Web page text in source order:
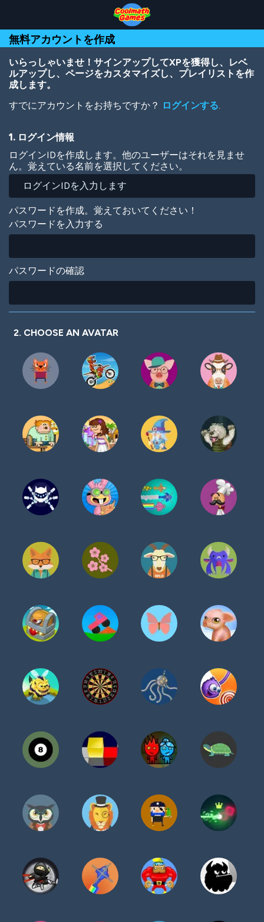
Top
of
Page
Navigation
Main
Content
Footer
ン
コ
ン
移
無料アカウントを作成
いらっしゃいませ！サインアップしてXPを獲得し、レベ
ルアップし、ページをカスタマイズし、プレイリストを作
成します。
すでにアカウントをお持ちですか？ ログインする.
1. ログイン情報
ログインIDを作成します。他のユーザーはそれを見ませ
ん。覚えている名前を選択してください。
パスワードを作成。覚えておいてください！
パスワードを入力する
パスワードの確認
2. CHOOSE AN AVATAR